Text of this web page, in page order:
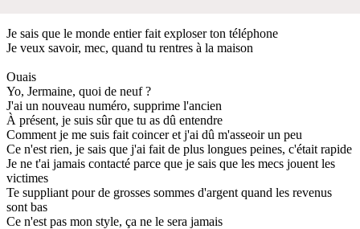
Je sais que le monde entier fait exploser ton téléphone
Je veux savoir, mec, quand tu rentres à la maison
Ouais
Yo, Jermaine, quoi de neuf ?
J'ai un nouveau numéro, supprime l'ancien
À présent, je suis sûr que tu as dû entendre
Comment je me suis fait coincer et j'ai dû m'asseoir un peu
Ce n'est rien, je sais que j'ai fait de plus longues peines, c'était rapide
Je ne t'ai jamais contacté parce que je sais que les mecs jouent les
victimes
Te suppliant pour de grosses sommes d'argent quand les revenus
sont bas
Ce n'est pas mon style, ça ne le sera jamais